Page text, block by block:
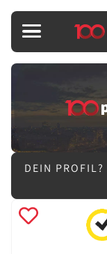
DEIN PROFIL?